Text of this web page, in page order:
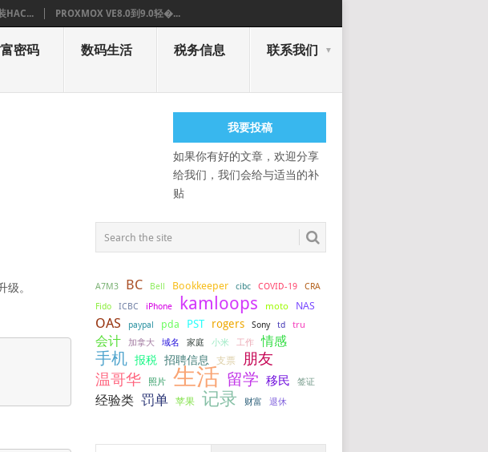
HAC... PROXMOX VE8.0到9.0轻�...
密码 数码生活 税务信息 联系我们
我要投稿
如果你有好的文章，欢迎分享
给我们，我们会给与适当的补
贴
。 A7M3 BC Bell Bookkeeper cibc COVID-19
CRA
Fido
ICBC iPhone kamloops moto NAS
OAS paypal pda PST rogers Sony td tru
会计 加拿大 域名 家庭 小米 工作 情感
手机 报税 招聘信息 支票 朋友
温哥华 照片 生活 留学 移民 签证
经验类 罚单 苹果 记录 财富 退休